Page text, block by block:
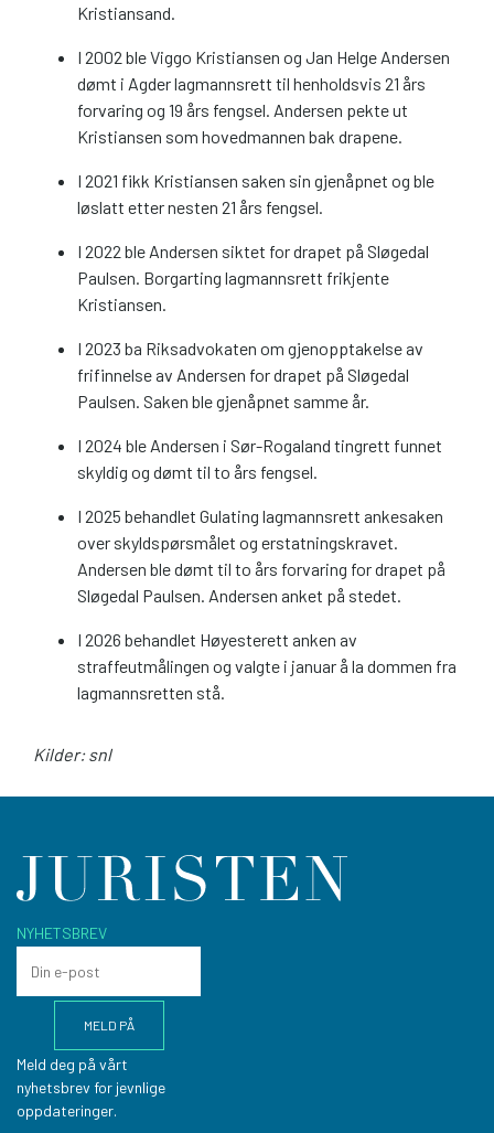
Kristiansand.
I 2002 ble Viggo Kristiansen og Jan Helge Andersen
dømt i Agder lagmannsrett til henholdsvis 21 års
forvaring og 19 års fengsel. Andersen pekte ut
Kristiansen som hovedmannen bak drapene.
I 2021 fikk Kristiansen saken sin gjenåpnet og ble
løslatt etter nesten 21 års fengsel.
I 2022 ble Andersen siktet for drapet på Sløgedal
Paulsen. Borgarting lagmannsrett frikjente
Kristiansen.
I 2023 ba Riksadvokaten om gjenopptakelse av
frifinnelse av Andersen for drapet på Sløgedal
Paulsen. Saken ble gjenåpnet samme år.
I 2024 ble Andersen i Sør-Rogaland tingrett funnet
skyldig og dømt til to års fengsel.
I 2025 behandlet Gulating lagmannsrett ankesaken
over skyldspørsmålet og erstatningskravet.
Andersen ble dømt til to års forvaring for drapet på
Sløgedal Paulsen. Andersen anket på stedet.
I 2026 behandlet Høyesterett anken av
straffeutmålingen og valgte i januar å la dommen fra
lagmannsretten stå.
Kilder: snl
NYHETSBREV
Meld deg på vårt
nyhetsbrev for jevnlige
oppdateringer.